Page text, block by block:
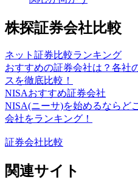
株探証券会社比較
ネット証券比較ランキング
おすすめの証券会社は？各社
スを徹底比較！
NISAおすすめ証券会社
NISA(ニーサ)を始めるならど
会社をランキング！
証券会社比較
関連サイト